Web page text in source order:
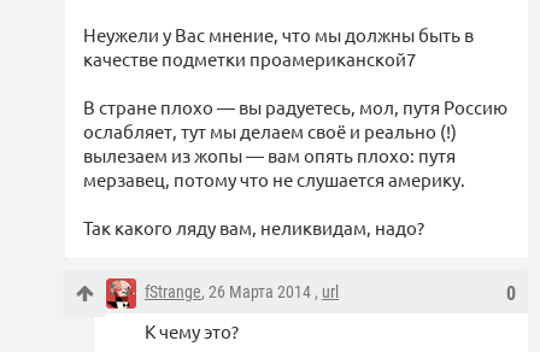
Неужели у Вас мнение, что мы должны быть в
качестве подметки проамериканской7
В стране плохо — вы радуетесь, мол, путя Россию
ослабляет, тут мы делаем своё и реально (!)
вылезаем из жопы — вам опять плохо: путя
мерзавец, потому что не слушается америку.
Так какого ляду вам, неликвидам, надо?
0
fStrange, 26 Марта 2014 , url
К чему это?